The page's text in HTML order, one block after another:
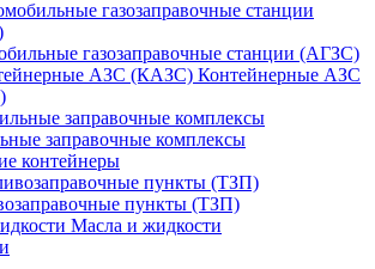
газозаправочные станции (АГЗС)
Контейнерные АЗС
заправочные комплексы
контейнеры
пункты (ТЗП)
Масла и жидкости